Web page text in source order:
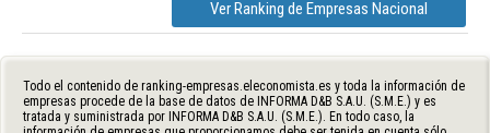
Ver Ranking de Empresas Nacional
Todo el contenido de ranking-empresas.eleconomista.es y toda la información de
empresas procede de la base de datos de INFORMA D&B S.A.U. (S.M.E.) y es
tratada y suministrada por INFORMA D&B S.A.U. (S.M.E.). En todo caso, la